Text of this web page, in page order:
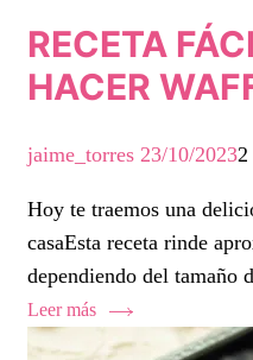
RECETA
HACER
jaime_torres 23/10/2023
Hoy te traemos una
casaEsta receta rinde
dependiendo del tamaño
Leer más